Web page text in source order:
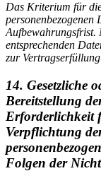
Das Kriterium für
personenbezogenen
Aufbewahrungsfrist.
entsprechenden
zur
14. Gesetzliche
Bereitstellung
Erforderlichkeit
Verpflichtung
Folgen der